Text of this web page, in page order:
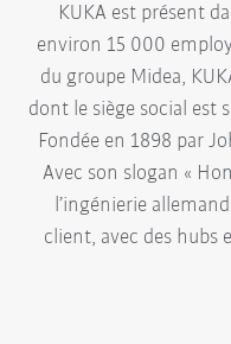
KUKA est présent
environ 15 000
du groupe Midea,
dont le siège social est
Fondée en 1898 par
Avec son slogan «
l’ingénierie
client, avec des hubs